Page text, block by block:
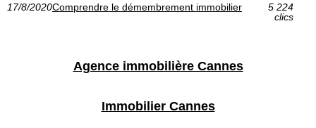
17/8/2020Comprendre le démembrement immobilier
5 224
clics
Agence immobilière Cannes
Immobilier Cannes